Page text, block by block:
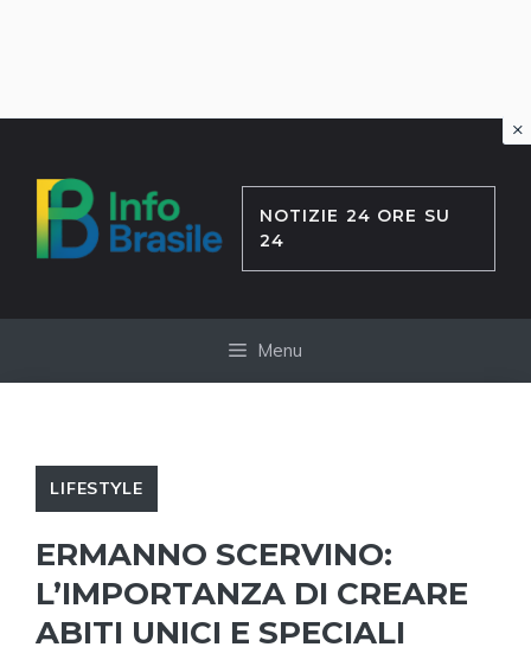
contenuto
NOTIZIE 24 ORE SU
24
Menu
LIFESTYLE
ERMANNO SCERVINO:
L’IMPORTANZA DI CREARE
ABITI UNICI E SPECIALI
×